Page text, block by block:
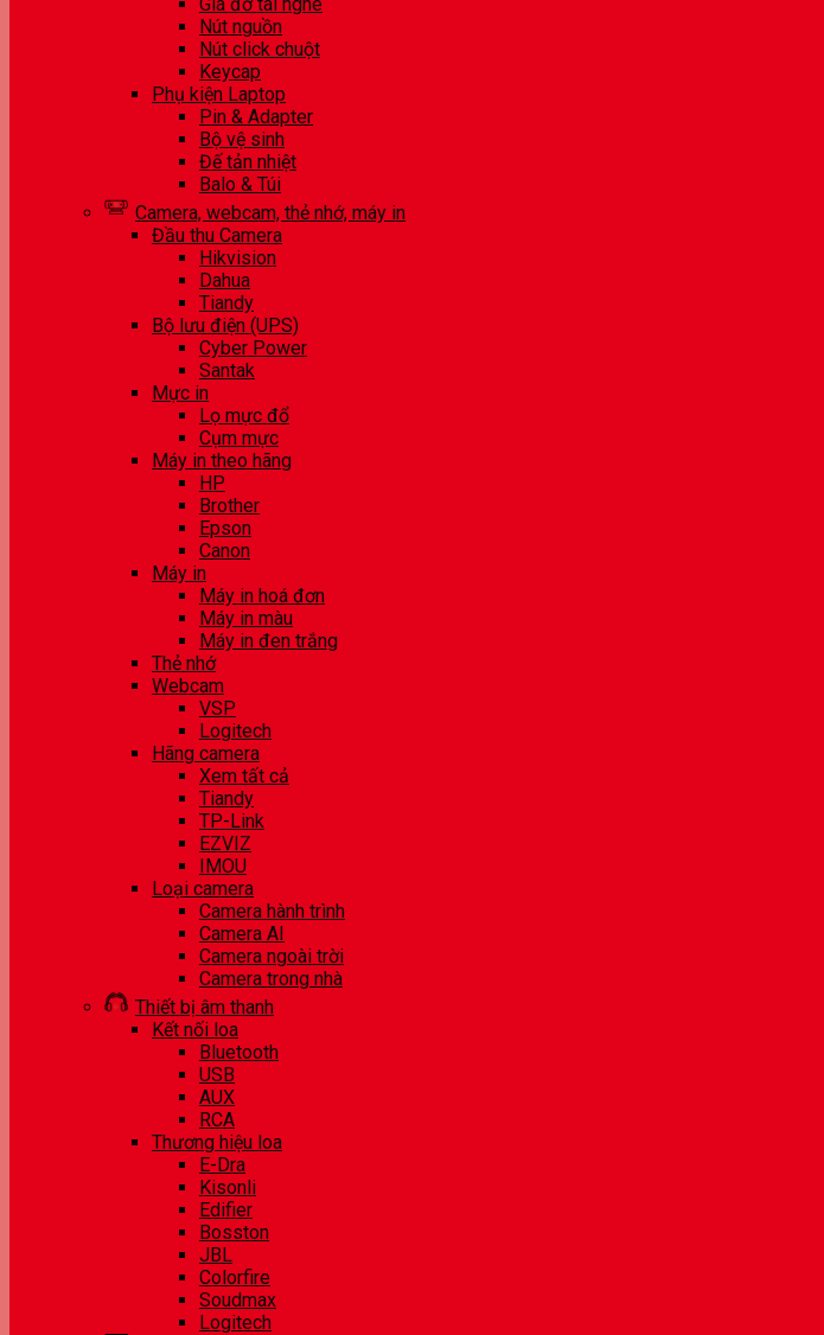
Nút nguồn
Nút click chuột
Keycap
Phụ kiện Laptop
Pin & Adapter
Bộ vệ sinh
Đế tản nhiệt
Balo & Túi
Camera, webcam, thẻ nhớ, máy in
Đầu thu Camera
Hikvision
Dahua
Tiandy
Bộ lưu điện (UPS)
Cyber Power
Santak
Mực in
Lọ mực đổ
Cụm mực
Máy in theo hãng
HP
Brother
Epson
Canon
Máy in
Máy in hoá đơn
Máy in màu
Máy in đen trắng
Thẻ nhớ
Webcam
VSP
Logitech
Hãng camera
Xem tất cả
Tiandy
TP-Link
EZVIZ
IMOU
Loại camera
Camera hành trình
Camera AI
Camera ngoài trời
Camera trong nhà
Thiết bị âm thanh
Kết nối loa
Bluetooth
USB
AUX
RCA
Thương hiệu loa
E-Dra
Kisonli
Edifier
Bosston
JBL
Colorfire
Soudmax
Logitech